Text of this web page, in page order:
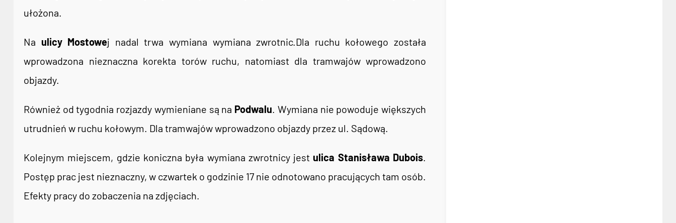
ułożona.
Na ulicy Mostowej nadal trwa wymiana wymiana zwrotnic.Dla ruchu kołowego została
wprowadzona nieznaczna korekta torów ruchu, natomiast dla tramwajów wprowadzono
objazdy.
Również od tygodnia rozjazdy wymieniane są na Podwalu. Wymiana nie powoduje większych
utrudnień w ruchu kołowym. Dla tramwajów wprowadzono objazdy przez ul. Sądową.
Kolejnym miejscem, gdzie koniczna była wymiana zwrotnicy jest ulica Stanisława Dubois.
Postęp prac jest nieznaczny, w czwartek o godzinie 17 nie odnotowano pracujących tam osób.
Efekty pracy do zobaczenia na zdjęciach.